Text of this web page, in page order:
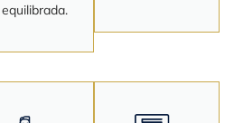
equilibrada.